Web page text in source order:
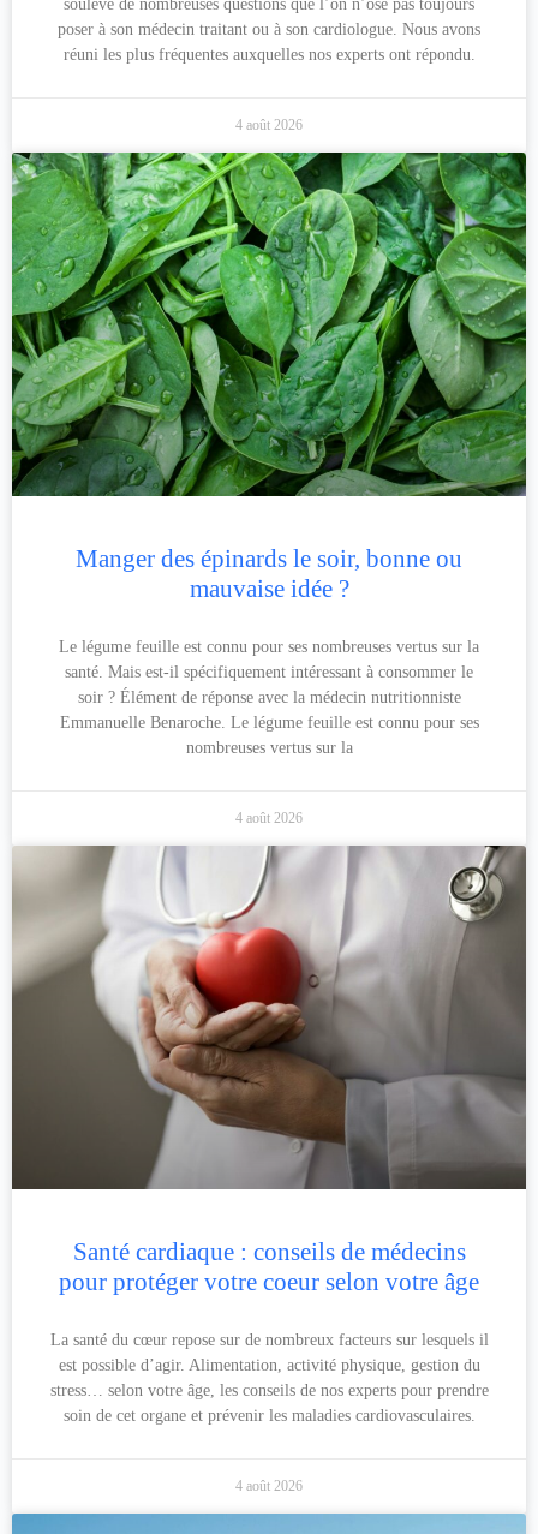
soulève de nombreuses questions que l’on n’ose pas toujours
poser à son médecin traitant ou à son cardiologue. Nous avons
réuni les plus fréquentes auxquelles nos experts ont répondu.
4 août 2026
Manger des épinards le soir, bonne ou
mauvaise idée ?
Le légume feuille est connu pour ses nombreuses vertus sur la
santé. Mais est-il spécifiquement intéressant à consommer le
soir ? Élément de réponse avec la médecin nutritionniste
Emmanuelle Benaroche. Le légume feuille est connu pour ses
nombreuses vertus sur la
4 août 2026
Santé cardiaque : conseils de médecins
pour protéger votre coeur selon votre âge
La santé du cœur repose sur de nombreux facteurs sur lesquels il
est possible d’agir. Alimentation, activité physique, gestion du
stress… selon votre âge, les conseils de nos experts pour prendre
soin de cet organe et prévenir les maladies cardiovasculaires.
4 août 2026